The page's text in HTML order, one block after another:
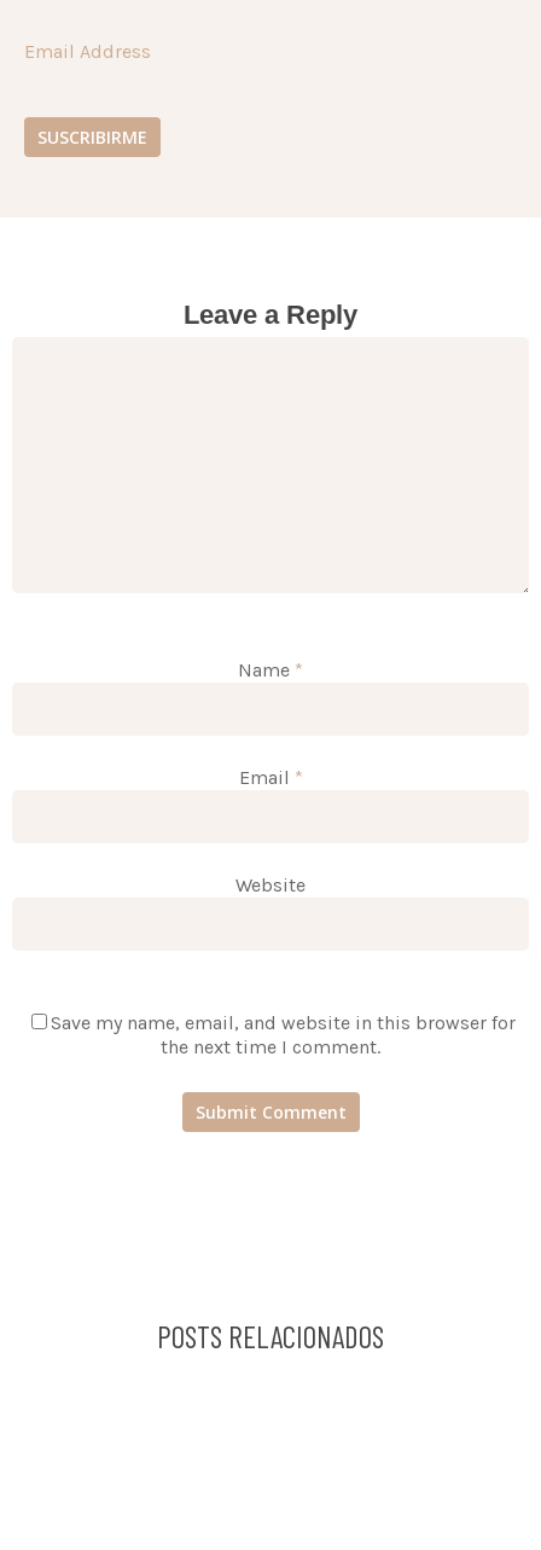
Email Address
SUSCRIBIRME
Leave a Reply
Name *
Email *
Website
Save my name, email, and website in this browser for
the next time I comment.
POSTS RELACIONADOS